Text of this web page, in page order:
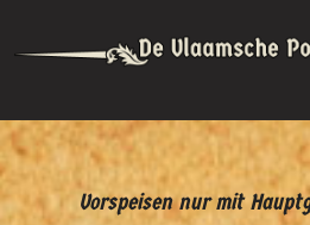
Vorspeisen nur mit